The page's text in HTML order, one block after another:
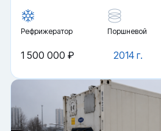
Рефрижератор Поршневой
2014 г.
1 500 000 ₽